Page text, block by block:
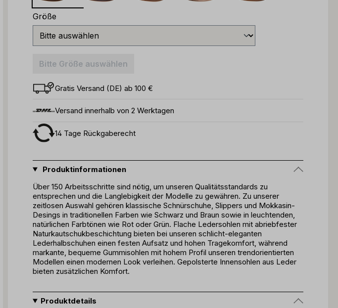
Größe
Bitte Größe auswählen
Gratis Versand (DE) ab 100 €
Versand innerhalb von 2 Werktagen
14 Tage Rückgaberecht
Produktinformationen
Über 150 Arbeitsschritte sind nötig, um unseren Qualitätsstandards zu
entsprechen und die Langlebigkeit der Modelle zu gewähren. Zu unserer
zeitlosen Auswahl gehören klassische Schnürschuhe, Slippers und Mokkasin-
Desings in traditionellen Farben wie Schwarz und Braun sowie in leuchtenden,
natürlichen Farbtönen wie Rot oder Grün. Flache Ledersohlen mit abriebfester
Naturkautschukbeschichtung bieten bei unseren schlicht-eleganten
Lederhalbschuhen einen festen Aufsatz und hohen Tragekomfort, während
markante, bequeme Gummisohlen mit hohem Profil unseren trendorientierten
Modellen einen modernen Look verleihen. Gepolsterte Innensohlen aus Leder
bieten zusätzlichen Komfort.
Produktdetails